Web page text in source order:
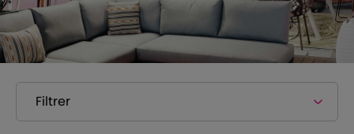
Filtrer